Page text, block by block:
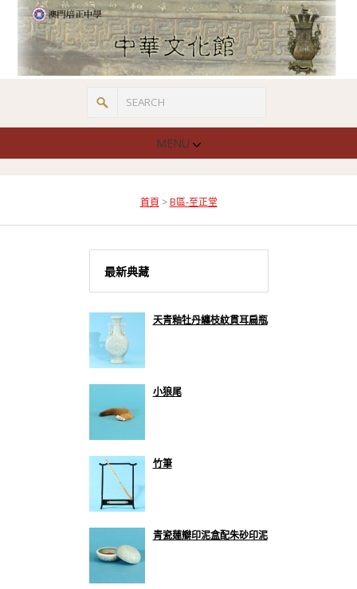
MENU
首頁 > B區-至正堂
最新典藏
天青釉牡丹纏枝紋貫耳扁瓶
小狼尾
竹筆
青瓷蓮瓣印泥盒配朱砂印泥